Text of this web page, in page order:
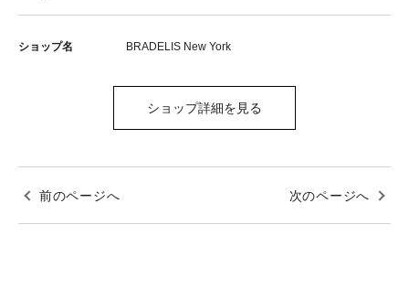
ショップ名 BRADELIS New York
ショップ詳細を見る
前のページへ 次のページへ